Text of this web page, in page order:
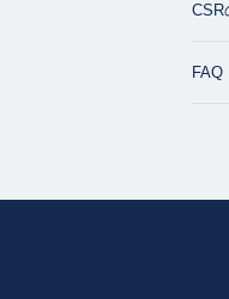
CSR
FAQ